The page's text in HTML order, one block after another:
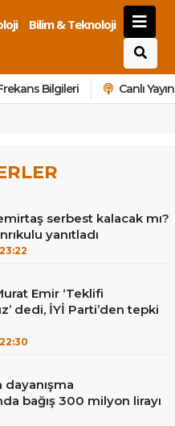
Bilim & Teknoloji
Bilgileri Canlı Yayın
serbest kalacak mı?
yanıtladı
23:22
Emir ‘Teklifi
dedi, İYİ Parti’den tepki
22:30
dayanışma
bağış 300 milyon lirayı